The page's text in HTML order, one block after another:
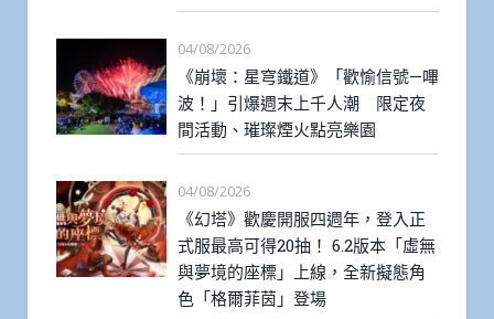
04/08/2026
《崩壞：星穹鐵道》「歡愉信號—嗶
波！」引爆週末上千人潮 限定夜
間活動、璀璨煙火點亮樂園
04/08/2026
《幻塔》歡慶開服四週年，登入正
式服最高可得20抽！ 6.2版本「虛無
與夢境的座標」上線，全新擬態角
色「格爾菲茵」登場